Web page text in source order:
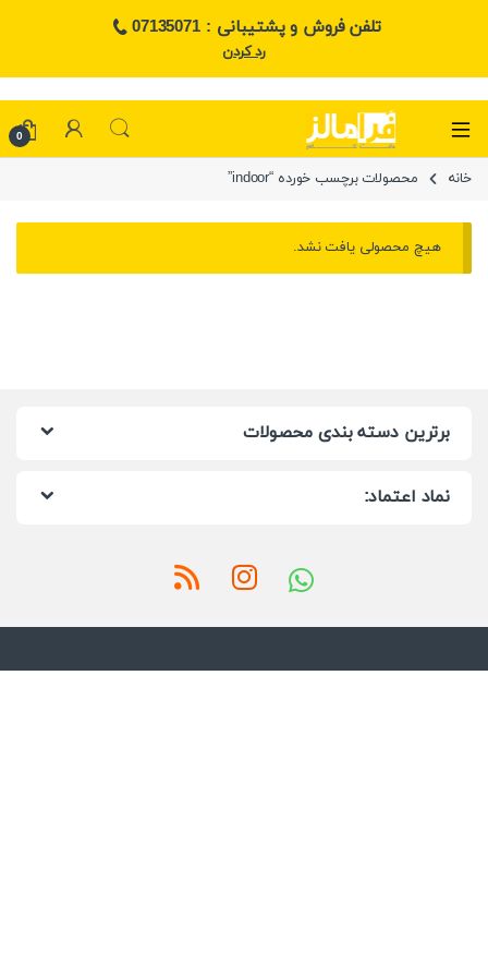
تلفن فروش و پشتیبانی : 07135071
رد کردن
0
خانه محصولات برچسب خورده “indoor”
هیچ محصولی یافت نشد.
برترین دسته بندی محصولات
نماد اعتماد: